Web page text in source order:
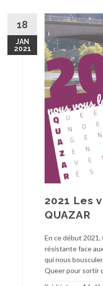
18
JAN
2021
2021 Les
QUAZAR
En ce début
résistante face
qui nous
Queer pour sortir